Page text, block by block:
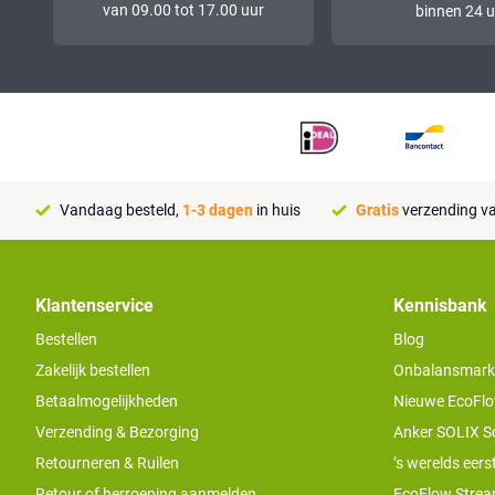
van 09.00 tot 17.00 uur binnen 24
Vandaag besteld, 1-3 dagen in huis Gratisverzending
Klantenservice
Bestellen
Zakelijk bestellen
Betaalmogelijkheden
Verzending & Bezorging
Retourneren & Ruilen
Kennisbank
Blog
Nieuwe
Anker SOLIX
’s werelds